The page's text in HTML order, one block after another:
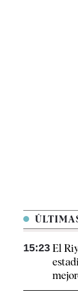
15:23 El